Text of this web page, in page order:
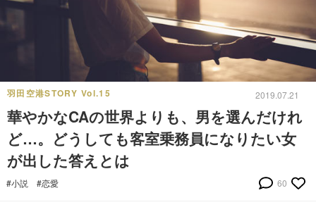
羽田空港STORY Vol.15 2019.07.21
華やかなCAの世界よりも、男を選んだけれ
ど…。どうしても客室乗務員になりたい女
が出した答えとは
#小説 #恋愛 60